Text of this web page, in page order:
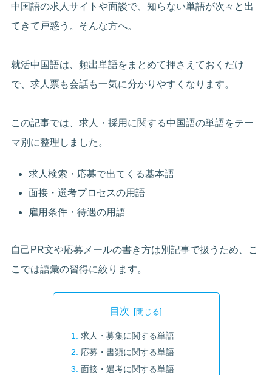
中国語の求人サイトや面談で、知らない単語が次々と出
てきて戸惑う。そんな方へ。
就活中国語は、頻出単語をまとめて押さえておくだけ
で、求人票も会話も一気に分かりやすくなります。
この記事では、求人・採用に関する中国語の単語をテー
マ別に整理しました。
求人検索・応募で出てくる基本語
面接・選考プロセスの用語
雇用条件・待遇の用語
自己PR文や応募メールの書き方は別記事で扱うため、こ
こでは語彙の習得に絞ります。
目次
求人・募集に関する単語
応募・書類に関する単語
面接・選考に関する単語